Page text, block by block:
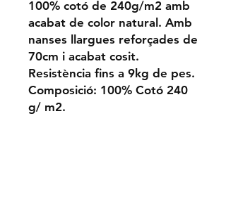
100% cotó de 240g/m2 amb
acabat de color natural. Amb
nanses llargues reforçades de
70cm i acabat cosit.
Resistència fins a 9kg de pes.
Composició: 100% Cotó 240
g/ m2.